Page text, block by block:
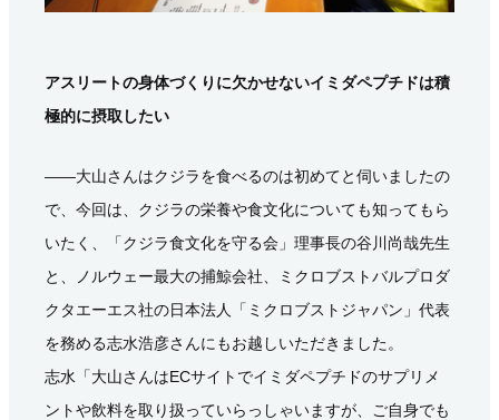
アスリートの身体づくりに欠かせないイミダペプチドは積
極的に摂取したい
――大山さんはクジラを食べるのは初めてと伺いましたの
で、今回は、クジラの栄養や食文化についても知ってもら
いたく、「クジラ食文化を守る会」理事長の谷川尚哉先生
と、ノルウェー最大の捕鯨会社、ミクロブストバルプロダ
クタエーエス社の日本法人「ミクロブストジャパン」代表
を務める志水浩彦さんにもお越しいただきました。
志水「大山さんはECサイトでイミダペプチドのサプリメ
ントや飲料を取り扱っていらっしゃいますが、ご自身でも